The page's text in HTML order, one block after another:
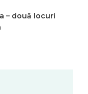
– două locuri